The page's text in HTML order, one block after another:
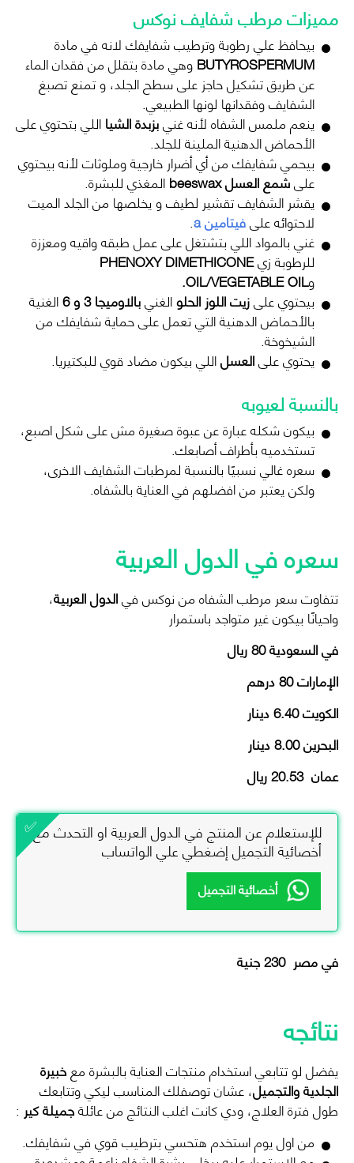
مميزات مرطب شفايف نوكس
بيحافظ علي رطوبة وترطيب شفايفك لانه في مادة
BUTYROSPERMUMوهي مادة بتقلل من فقدان الماء
عن طريق تشكيل حاجز على سطح الجلد، و تمنع تصبغ
الشفايف وفقدانها لونها الطبيعي.
ينعم ملمس الشفاه لأنه غنيبزبدة الشيااللي بتحتوي على
الأحماض الدهنية الملينة للجلد.
بيحمي شفايفك من أي أضرار خارجية وملوثات لأنه بيحتوي
علىشمع العسل beeswax المغذي للبشرة.
يقشر الشفايف تقشير لطيف و يخلصها من الجلد الميت
لاحتوائه علىفيتامين a .
غني بالمواد اللي بتشتغل على عمل طبقه واقيه ومعززة
للرطوبة زيPHENOXY DIMETHICONE
وOIL/VEGETABLE OIL.
بيحتوي علىزيت اللوز الحلوالغنيبالاوميجا 3 و 6 الغنية
بالأحماض الدهنية التي تعمل على حماية شفايفك من
الشيخوخة.
يحتوي علىالعسلاللي بيكون مضاد قوي للبكتيريا.
بالنسبة لعيوبه
بيكون شكله عبارة عن عبوة صغيرة مش على شكل اصبع،
تستخدميه بأطراف أصابعك.
سعره غالي نسبيًا بالنسبة لمرطبات الشفايف الاخرى،
ولكن يعتبر من افضلهم في العناية بالشفاه.
سعره في الدول العربية
تتفاوت سعر مرطب الشفاه من نوكس فيالدول العربية،
واحيانًا بيكون غير متواجد باستمرار
في السعودية80ريال
الإمارات80درهم
الكويت6.40دينار
البحرين8.00دينار
عمان 20.53 ريال
للإستعلام عن المنتج في الدول العربية او التحدث مع
أخصائية التجميل إضغطي علي الواتساب
أخصائية التجميل
في مصر 230 جنية
نتائجه
يفضل لو تتابعي استخدام منتجات العناية بالبشرة معخبيرة
الجلدية والتجميل، عشان توصفلك المناسب ليكي وتتابعك
طول فترة العلاج، ودي كانت اغلب النتائج من عائلةجميلة كير :
من اول يوم استخدم هتحسي بترطيب قوي في شفايفك.